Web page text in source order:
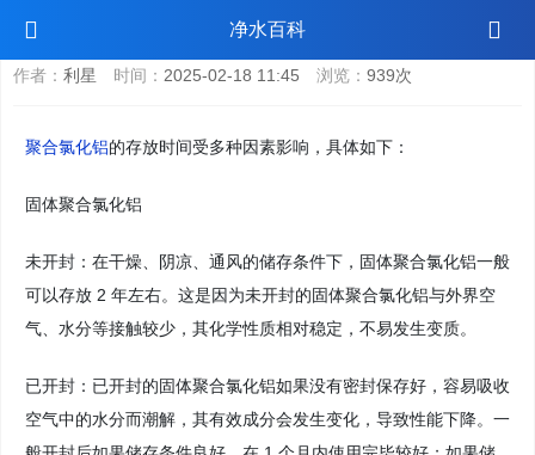
净水百科
聚合氯化铝能存放多久
作者： 利星 时间： 2025-02-18 11:45 浏览： 939次
聚合氯化铝的存放时间受多种因素影响，具体如下：
固体聚合氯化铝
未开封：在干燥、阴凉、通风的储存条件下，固体聚合氯化铝一般
可以存放 2 年左右。这是因为未开封的固体聚合氯化铝与外界空
气、水分等接触较少，其化学性质相对稳定，不易发生变质。
已开封：已开封的固体聚合氯化铝如果没有密封保存好，容易吸收
空气中的水分而潮解，其有效成分会发生变化，导致性能下降。一